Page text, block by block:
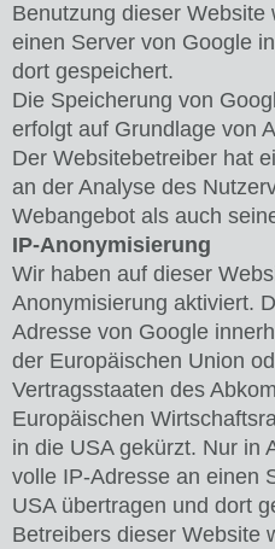
Benutzung dieser Website
einen Server von Google
dort gespeichert.
Die Speicherung von
erfolgt auf Grundlage von
Der Websitebetreiber hat
an der Analyse des
Webangebot als auch
IP-Anonymisierung
Wir haben auf dieser
Anonymisierung aktiviert.
Adresse von Google
der Europäischen Union
Vertragsstaaten des
Europäischen
in die USA gekürzt. Nur in
volle IP-Adresse an einen
USA übertragen und dort
Betreibers dieser Website